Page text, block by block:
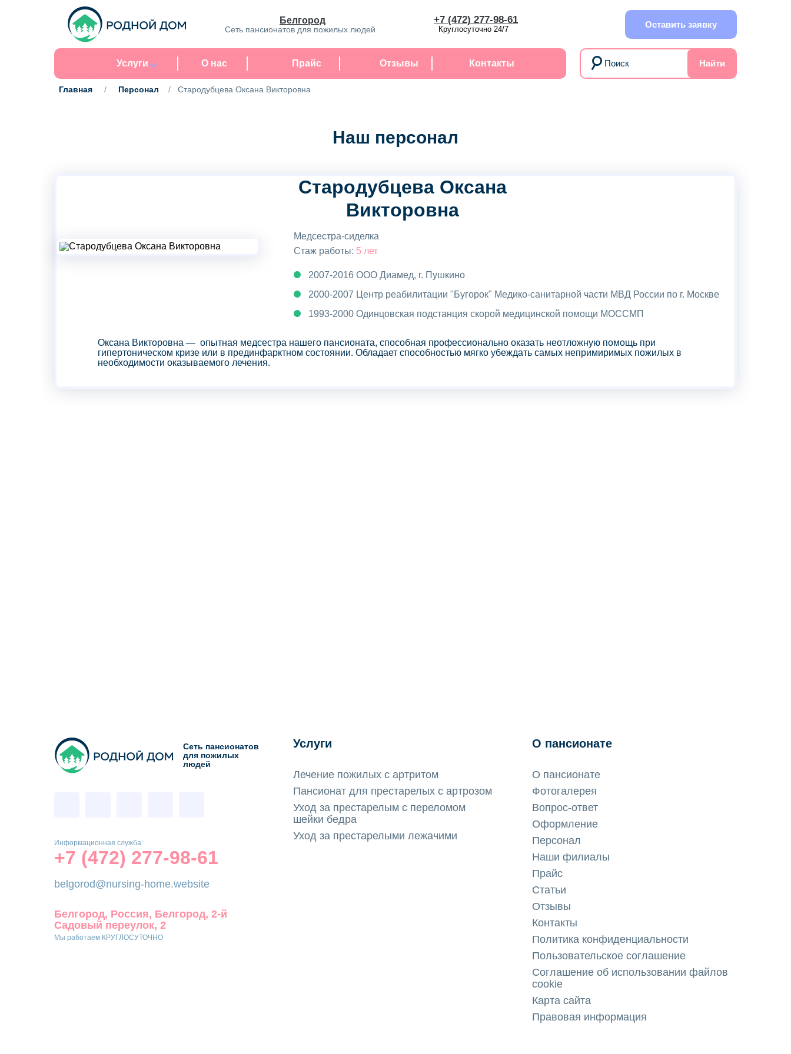
Белгород
Сеть пансионатов для пожилых людей
+7 (472) 277-98-61
Круглосуточно 24/7 Оставить заявку
Услуги О нас Прайс Отзывы Контакты Найти
Главная / Персонал / Стародубцева Оксана Викторовна
Наш персонал
Стародубцева Оксана
Викторовна
Медсестра-сиделка
Стаж работы: 5 лет
2007-2016 ООО Диамед, г. Пушкино
2000-2007 Центр реабилитации "Бугорок" Медико-санитарной части МВД России по г. Москве
1993-2000 Одинцовская подстанция скорой медицинской помощи МОССМП
Оксана Викторовна — опытная медсестра нашего пансионата, способная профессионально оказать неотложную помощь при
гипертоническом кризе или в прединфарктном состоянии. Обладает способностью мягко убеждать самых непримиримых пожилых в
необходимости оказываемого лечения.
Сеть пансионатов
для пожилых
людей
Информационная служба:
+7 (472) 277-98-61
belgorod@nursing-home.website
Белгород, Россия, Белгород, 2-й
Садовый переулок, 2
Мы работаем КРУГЛОСУТОЧНО
Услуги
Лечение пожилых с артритом
Пансионат для престарелых с артрозом
Уход за престарелым с переломом
шейки бедра
Уход за престарелыми лежачими
О пансионате
О пансионате
Фотогалерея
Вопрос-ответ
Оформление
Персонал
Наши филиалы
Прайс
Статьи
Отзывы
Контакты
Политика конфиденциальности
Пользовательское соглашение
Соглашение об использовании файлов
cookie
Карта сайта
Правовая информация